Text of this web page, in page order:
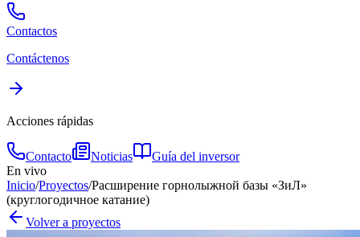
Contactos
Contáctenos
Acciones rápidas
Contacto Noticias
Guía del inversor
En vivo
Inicio/Proyectos/Расширение горнолыжной базы «ЗиЛ»
(круглогодичное катание)
Volver a proyectos